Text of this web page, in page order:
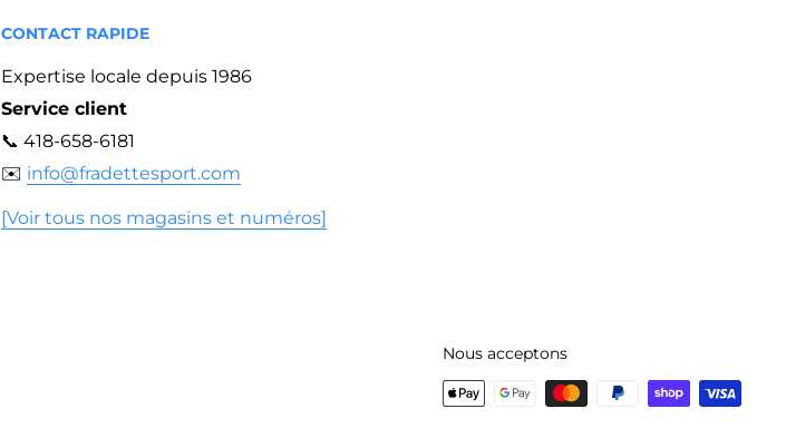
CONTACT RAPIDE
Expertise locale depuis 1986
Service client
📞 418-658-6181
✉️ info@fradettesport.com
[Voir tous nos magasins et numéros]
Nous acceptons